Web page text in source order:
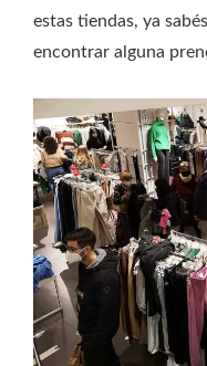
estas tiendas, ya
encontrar alguna